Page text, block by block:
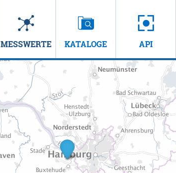
MESSWERTE KATALOGE API